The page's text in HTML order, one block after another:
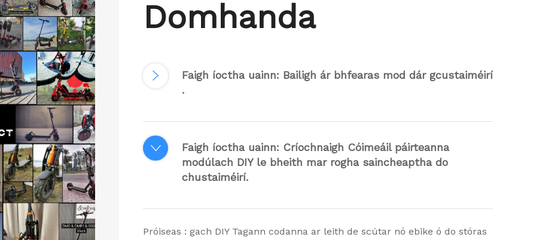
Domhanda
Faigh íoctha uainn: Bailigh ár bhfearas mod dár gcustaiméirí
.
Faigh íoctha uainn: Críochnaigh Cóimeáil páirteanna
modúlach DIY le bheith mar rogha saincheaptha do
chustaiméirí.
Próiseas : gach DIY Tagann codanna ar leith de scútar nó ebike ó do stóras